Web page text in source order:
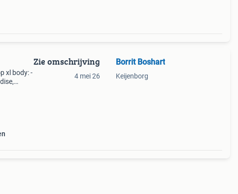
xl body: -
Zie omschrijving
4 mei 26
Borrit Boshart
Keijenborg